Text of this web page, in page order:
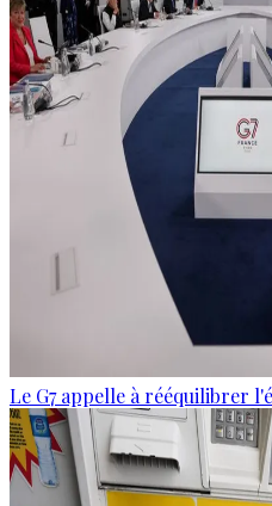
Le G7 appelle à rééquilibrer